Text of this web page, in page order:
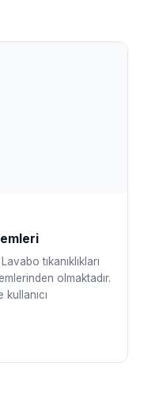
tıkanıklıkları
olmaktadır.
kullanıcı